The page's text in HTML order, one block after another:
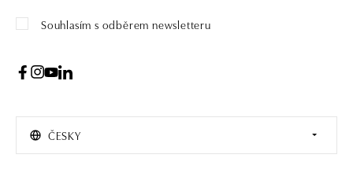
Souhlasím s odběrem newsletteru
ČESKY